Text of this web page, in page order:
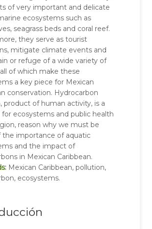
of very important and delicate
ecosystems such as
seagrass beds and coral reef.
they serve as tourist
mitigate climate events and
or refuge of a wide variety of
of which make these
a key piece for Mexican
conservation. Hydrocarbon
product of human activity, is a
ecosystems and public health
reason why we must be
the importance of aquatic
and the impact of
in Mexican Caribbean.
Mexican Caribbean, pollution,
ecosystems.